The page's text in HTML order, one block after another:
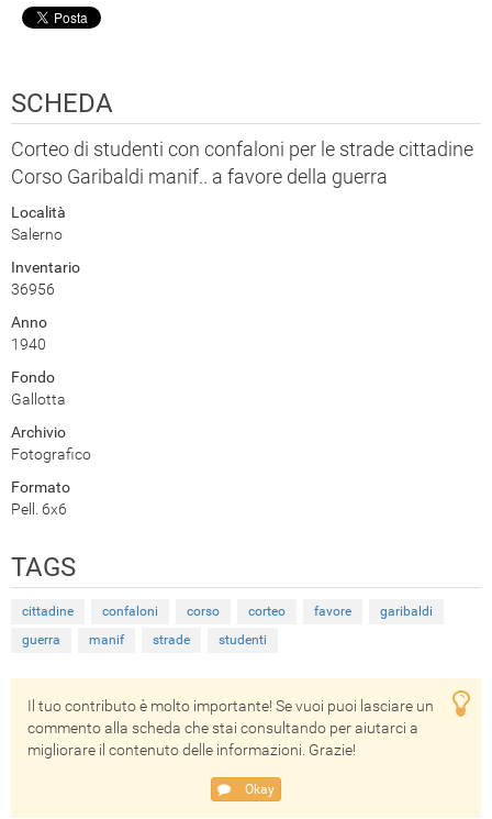
SCHEDA
Corteo di studenti con confaloni per le strade cittadine
Corso Garibaldi manif.. a favore della guerra
Località
Salerno
Inventario
36956
Anno
1940
Fondo
Gallotta
Archivio
Fotografico
Formato
Pell. 6x6
TAGS
cittadine confaloni corso corteo favore
garibaldi
guerra
manif strade studenti
Il tuo contributo è molto importante! Se vuoi puoi lasciare un
commento alla scheda che stai consultando per aiutarci a
migliorare il contenuto delle informazioni. Grazie!
Okay